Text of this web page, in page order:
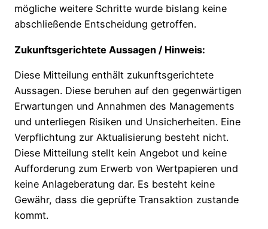
mögliche weitere Schritte wurde bislang keine
abschließende Entscheidung getroffen.
Zukunftsgerichtete Aussagen / Hinweis:
Diese Mitteilung enthält zukunftsgerichtete
Aussagen. Diese beruhen auf den gegenwärtigen
Erwartungen und Annahmen des Managements
und unterliegen Risiken und Unsicherheiten. Eine
Verpflichtung zur Aktualisierung besteht nicht.
Diese Mitteilung stellt kein Angebot und keine
Aufforderung zum Erwerb von Wertpapieren und
keine Anlageberatung dar. Es besteht keine
Gewähr, dass die geprüfte Transaktion zustande
kommt.